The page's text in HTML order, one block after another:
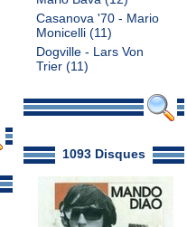
Casanova '70 - Mario
Monicelli(11)
Dogville - Lars Von
Trier(11)
1093 Disques